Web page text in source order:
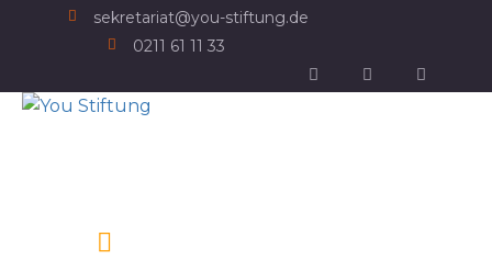
sekretariat@you-stiftung.de
0211 61 11 33